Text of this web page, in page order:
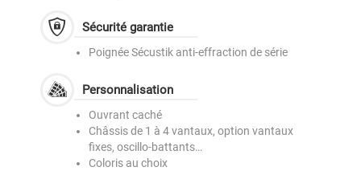
Sécurité garantie
Poignée Sécustik anti-effraction de série
Personnalisation
Ouvrant caché
Châssis de 1 à 4 vantaux, option vantaux
fixes, oscillo-battants…
Coloris au choix